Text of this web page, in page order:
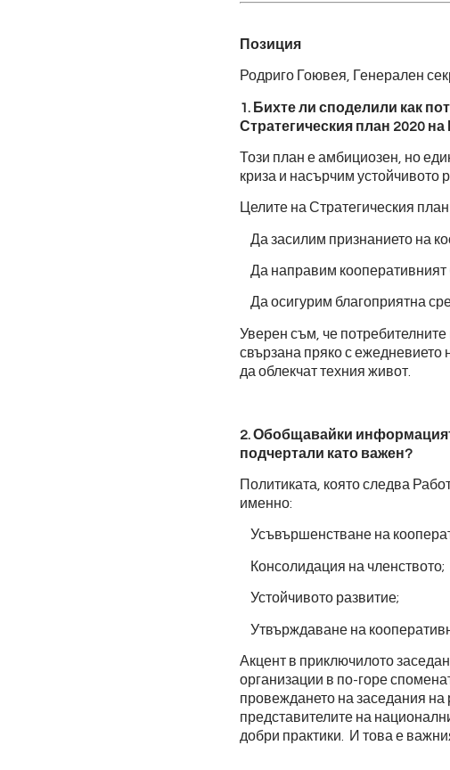
Позиция
Родриго Гоювея, Генерален
1. Бихте ли споделили как
Стратегическия план 2020
Този план е амбициозен, но
криза и насърчим устойчивото
Целите на Стратегическия
Да засилим признанието на
Да направим кооперативният
Да осигурим благоприятна
Уверен съм, че
свързана пряко с ежедневието
да облекчат техния живот.
2. Обобщавайки
подчертали като важен?
Политиката, която следва
именно:
Усъвършенстване на
Консолидация на членството;
Устойчивото развитие;
Утвърждаване на
Акцент в приключилото
организации в по-горе
провеждането на заседания
представителите на
добри практики. И това е